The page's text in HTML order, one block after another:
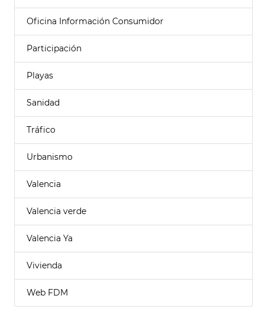
Oficina Información Consumidor
Participación
Playas
Sanidad
Tráfico
Urbanismo
Valencia
Valencia verde
Valencia Ya
Vivienda
Web FDM